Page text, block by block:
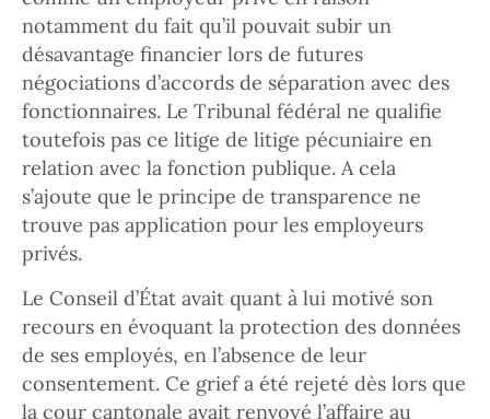
notamment du fait qu’il pouvait subir un
désavantage financier lors de futures
négociations d’accords de séparation avec des
fonctionnaires. Le Tribunal fédéral ne qualifie
toutefois pas ce litige de litige pécuniaire en
relation avec la fonction publique. A cela
s’ajoute que le principe de transparence ne
trouve pas application pour les employeurs
privés.
Le Conseil d’État avait quant à lui motivé son
recours en évoquant la protection des données
de ses employés, en l’absence de leur
consentement. Ce grief a été rejeté dès lors que
la cour cantonale avait renvoyé l’affaire au